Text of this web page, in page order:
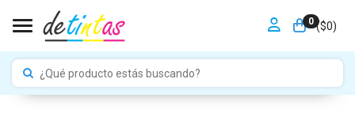
0 ($0)
Toggle navigation